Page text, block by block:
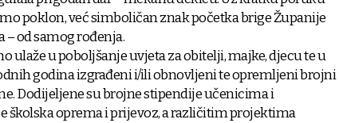
poklon, već simboličan znak početka brige Županije
– od samog rođenja.
ulaže u poboljšanje uvjeta za obitelji, majke, djecu te u
godina izgrađeni i/ili obnovljeni te opremljeni brojni
Dodijeljene su brojne stipendije učenicima i
školska oprema i prijevoz, a različitim projektima